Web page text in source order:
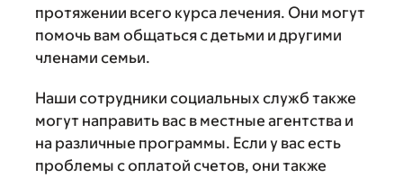
протяжении всего курса лечения. Они могут
помочь вам общаться с детьми и другими
членами семьи.
Наши сотрудники социальных служб также
могут направить вас в местные агентства и
на различные программы. Если у вас есть
проблемы с оплатой счетов, они также